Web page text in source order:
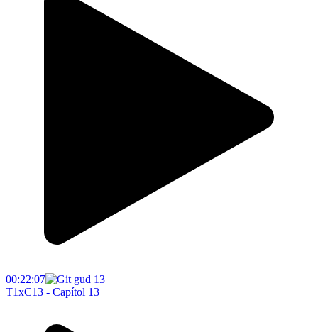
00:22:07
T1xC13 - Capítol 13